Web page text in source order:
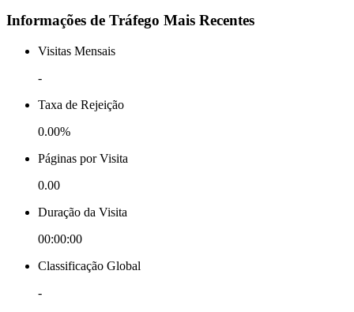
Informações de Tráfego Mais Recentes
Visitas Mensais
-
Taxa de Rejeição
0.00%
Páginas por Visita
0.00
Duração da Visita
00:00:00
Classificação Global
-